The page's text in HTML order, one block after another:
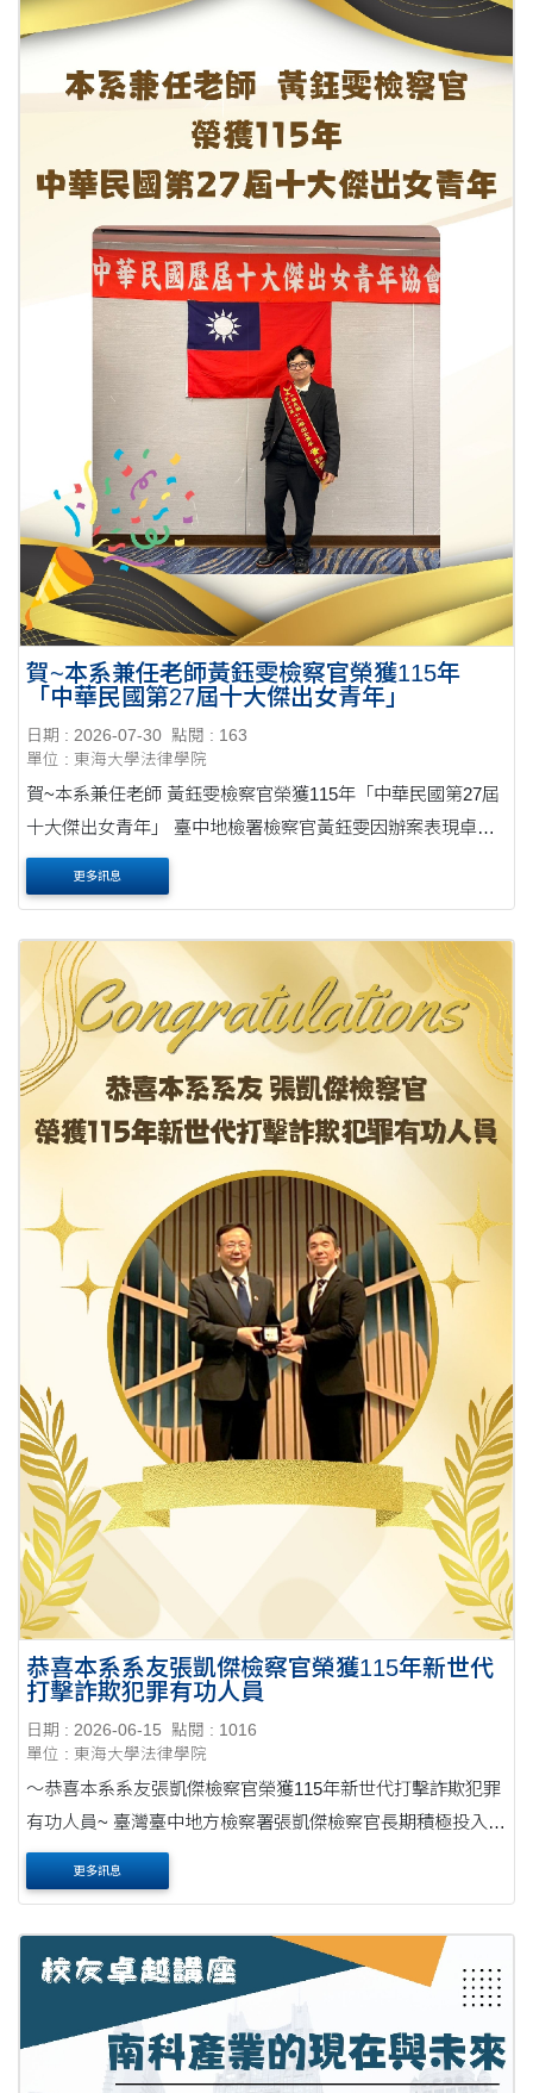
賀~本系兼任老師黃鈺雯檢察官榮獲115年
「中華民國第27屆十大傑出女青年」
日期 : 2026-07-30 點閱 : 163
單位 : 東海大學法律學院
賀~本系兼任老師 黃鈺雯檢察官榮獲115年「中華民國第27屆
十大傑出女青年」 臺中地檢署檢察官黃鈺雯因辦案表現卓
越，並長期積極投入公共事務，榮獲115年「中華民國第27屆
十大傑出女青年」殊榮。頒獎典禮於3月8日婦女....
更多訊息
恭喜本系系友張凱傑檢察官榮獲115年新世代
打擊詐欺犯罪有功人員
日期 : 2026-06-15
點閱 : 1016
單位 : 東海大學法律學院
～恭喜本系系友張凱傑檢察官榮獲115年新世代打擊詐欺犯罪
有功人員~ 臺灣臺中地方檢察署張凱傑檢察官長期積極投入詐
欺集團犯罪偵辦工作，因偵辦境內外重大詐欺案件績效卓
著，榮獲115年「新世代打擊詐欺犯罪」有功....
更多訊息